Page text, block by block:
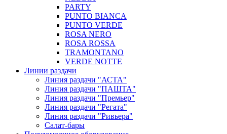
PARTY
PUNTO BIANCA
PUNTO VERDE
ROSA NERO
ROSA ROSSA
TRAMONTANO
VERDE NOTTE
Линии раздачи
Линия раздачи "АСТА"
Линия раздачи "ПАШТА"
Линия раздачи "Премьер"
Линия раздачи "Регата"
Линия раздачи "Ривьера"
Салат-бары